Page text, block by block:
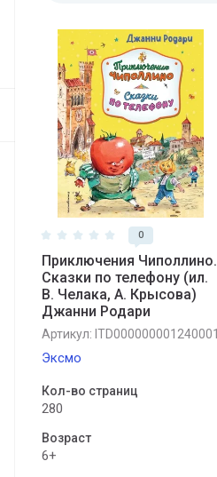
0
Приключения Чиполлино.
Сказки по телефону (ил.
В. Челака, А. Крысова)
Джанни Родари
Артикул: ITD000000001240001
Эксмо
Кол-во страниц
280
Возраст
6+